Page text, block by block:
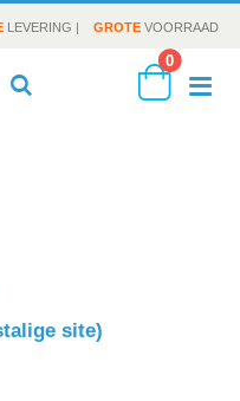
LEVERING | GROTE VOORRAAD
Cart
0
site)